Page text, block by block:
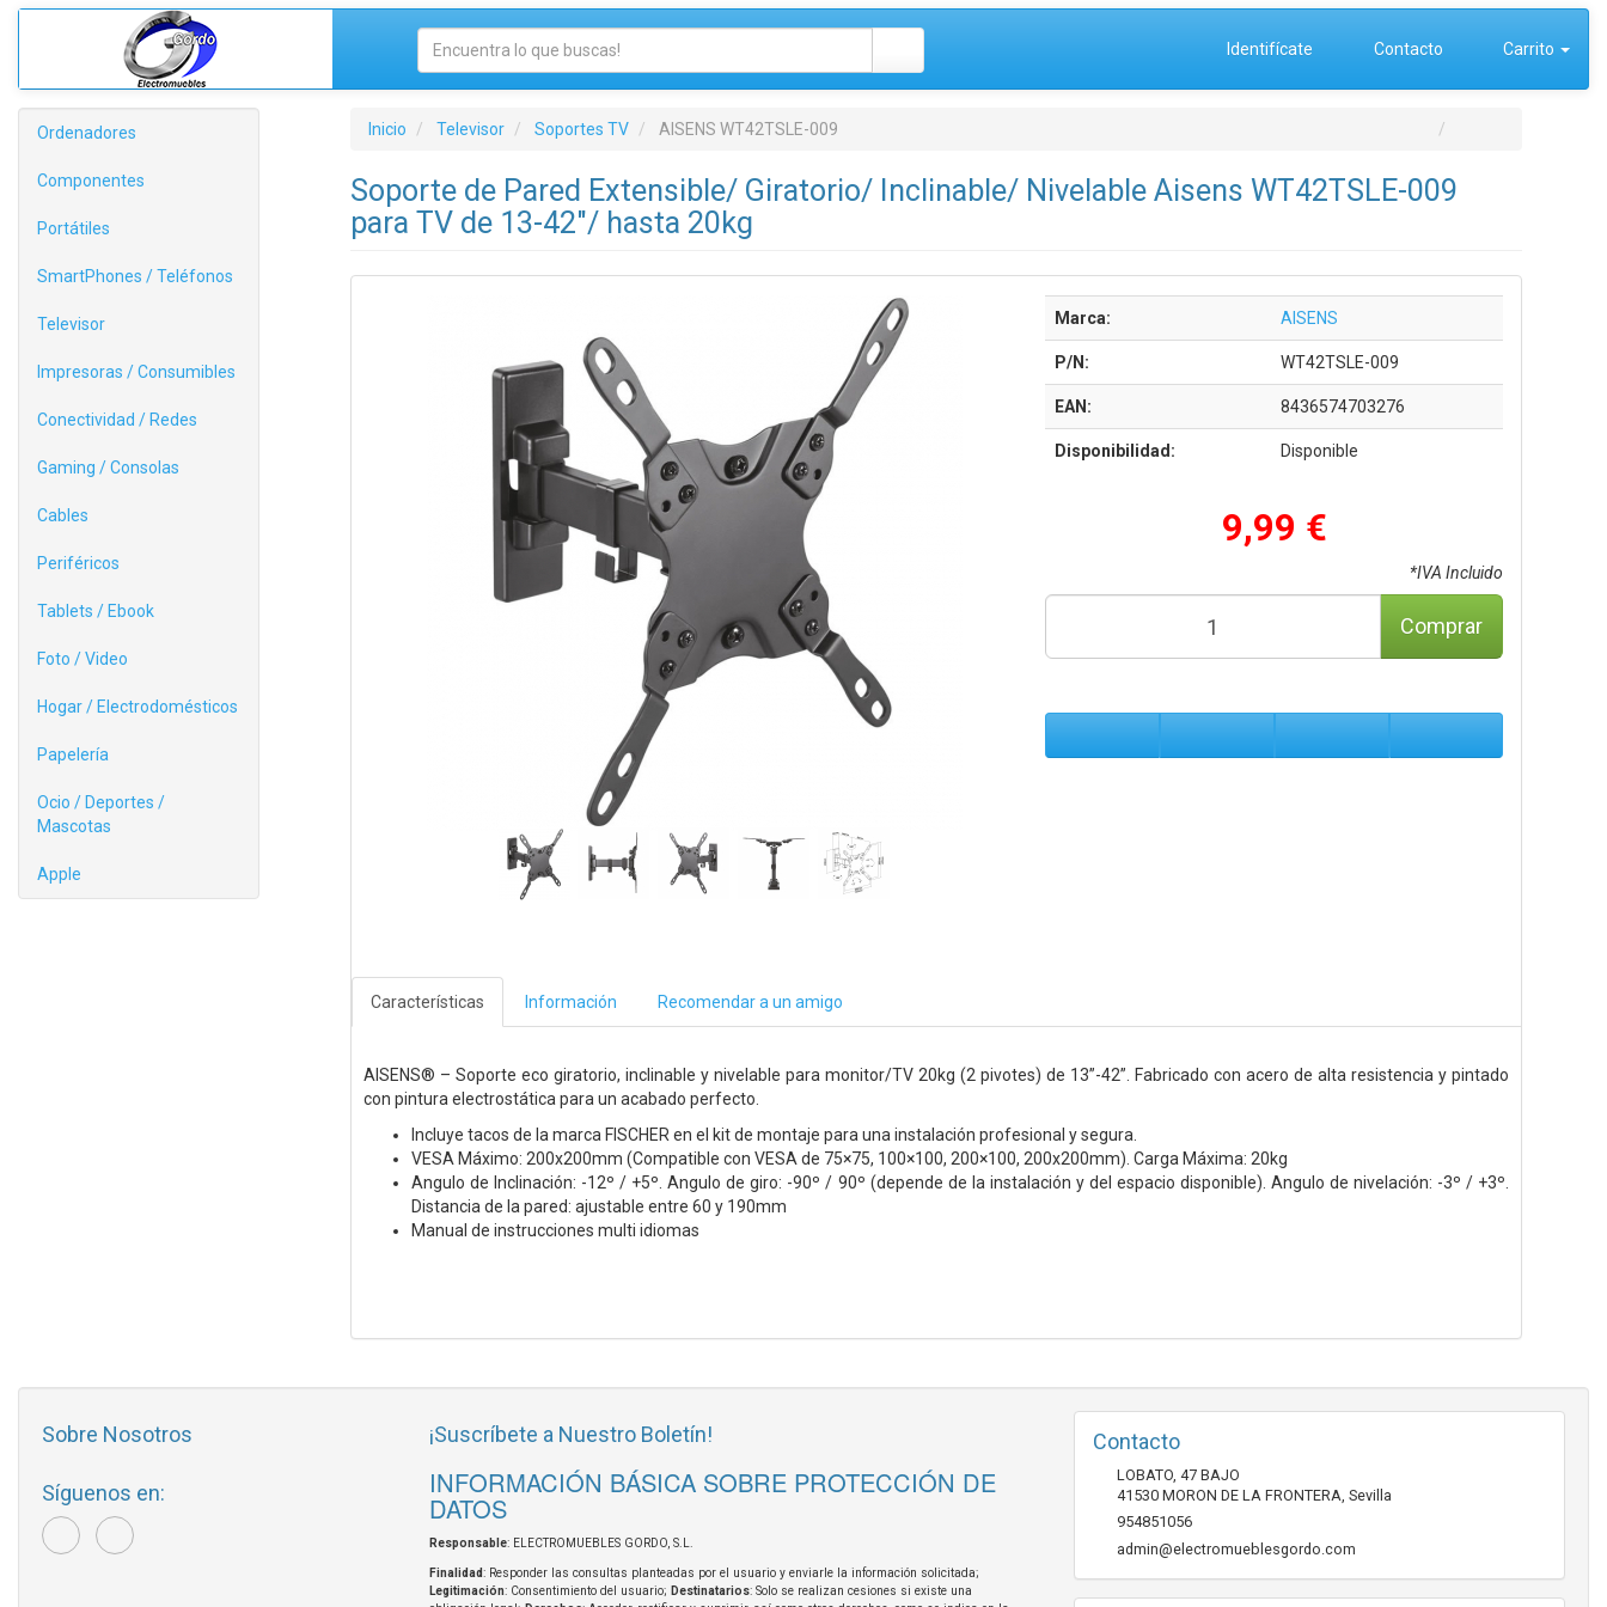
Identifícate Contacto Carrito
Ordenadores
Componentes
Portátiles
SmartPhones / Teléfonos
Televisor
Impresoras / Consumibles
Conectividad / Redes
Gaming / Consolas
Cables
Periféricos
Tablets / Ebook
Foto / Video
Hogar / Electrodomésticos
Papelería
Ocio / Deportes /
Mascotas
Apple
Inicio Televisor Soportes TV AISENS WT42TSLE-009
Soporte de Pared Extensible/ Giratorio/ Inclinable/ Nivelable Aisens WT42TSLE-009
para TV de 13-42"/ hasta 20kg
Marca: AISENS
P/N: WT42TSLE-009
EAN: 8436574703276
Disponibilidad: Disponible
9,99 €
*IVA Incluido
Comprar
Características Información Recomendar a un amigo
AISENS® – Soporte eco giratorio, inclinable y nivelable para monitor/TV 20kg (2 pivotes) de 13”-42”. Fabricado con acero de alta resistencia y pintado
con pintura electrostática para un acabado perfecto.
Incluye tacos de la marca FISCHER en el kit de montaje para una instalación profesional y segura.
VESA Máximo: 200x200mm (Compatible con VESA de 75×75, 100×100, 200×100, 200x200mm). Carga Máxima: 20kg
Angulo de Inclinación: -12º / +5º. Angulo de giro: -90º / 90º (depende de la instalación y del espacio disponible). Angulo de nivelación: -3º / +3º.
Distancia de la pared: ajustable entre 60 y 190mm
Manual de instrucciones multi idiomas
Sobre Nosotros
Síguenos en:
¡Suscríbete a Nuestro Boletín!
INFORMACIÓN BÁSICA SOBRE PROTECCIÓN DE
DATOS
Responsable: ELECTROMUEBLES GORDO, S.L.
Finalidad: Responder las consultas planteadas por el usuario y enviarle la información solicitada;
Legitimación: Consentimiento del usuario; Destinatarios: Solo se realizan cesiones si existe una
Contacto
LOBATO, 47 BAJO
41530 MORON DE LA FRONTERA, Sevilla
954851056
admin@electromueblesgordo.com